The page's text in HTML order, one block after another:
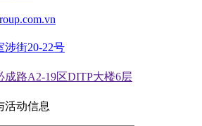
涉街20-22号
路A2-19区DITP大楼6层
活动信息